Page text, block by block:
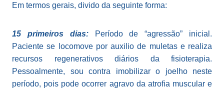
Em termos gerais, divido da seguinte forma:
15 primeiros dias:Período de “agressão” inicial.
Paciente se locomove por auxilio de muletas e realiza
recursos regenerativos diários da fisioterapia.
Pessoalmente, sou contra imobilizar o joelho neste
período, pois pode ocorrer agravo da atrofia muscular e